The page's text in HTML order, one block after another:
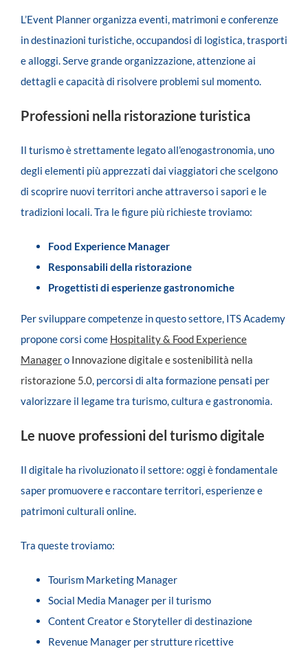
L’Event Planner organizza eventi, matrimoni e conferenze
in destinazioni turistiche, occupandosi di logistica, trasporti
e alloggi. Serve grande organizzazione, attenzione ai
dettagli e capacità di risolvere problemi sul momento.
Professioni nella ristorazione turistica
Il turismo è strettamente legato all’enogastronomia, uno
degli elementi più apprezzati dai viaggiatori che scelgono
di scoprire nuovi territori anche attraverso i sapori e le
tradizioni locali. Tra le figure più richieste troviamo:
Food Experience Manager
Responsabili della ristorazione
Progettisti di esperienze gastronomiche
Per sviluppare competenze in questo settore, ITS Academy
propone corsi come Hospitality & Food Experience
Managero Innovazione digitale e sostenibilità nella
ristorazione 5.0, percorsi di alta formazione pensati per
valorizzare il legame tra turismo, cultura e gastronomia.
Le nuove professioni del turismo digitale
Il digitale ha rivoluzionato il settore: oggi è fondamentale
saper promuovere e raccontare territori, esperienze e
patrimoni culturali online.
Tra queste troviamo:
Tourism Marketing Manager
Social Media Manager per il turismo
Content Creator e Storyteller di destinazione
Revenue Manager per strutture ricettive